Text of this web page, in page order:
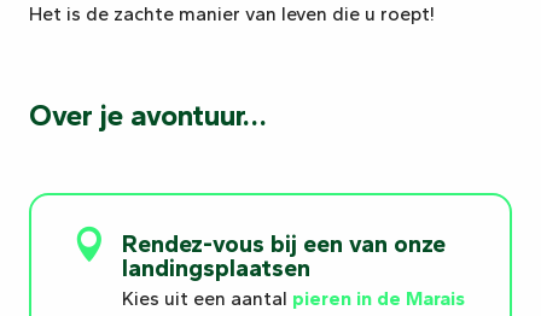
Het is de zachte manier van leven die u roept!
Over je avontuur…
Rendez-vous bij een van onze
landingsplaatsen
Kies uit een aantal pieren in de Marais